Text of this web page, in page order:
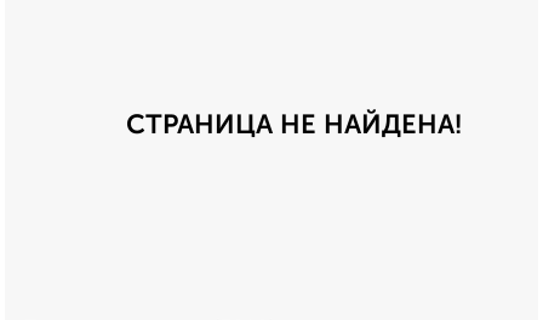
СТРАНИЦА НЕ НАЙДЕНА!